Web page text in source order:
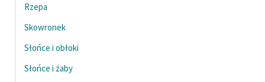
Rzepa
Skowronek
Słońce i obłoki
Słońce i żaby